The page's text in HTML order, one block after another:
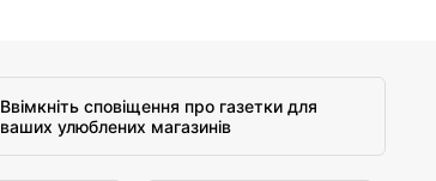
Ввімкніть сповіщення про газетки для
ваших улюблених магазинів